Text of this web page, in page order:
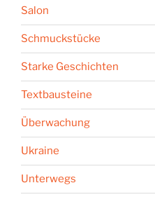
Salon
Schmuckstücke
Starke Geschichten
Textbausteine
Überwachung
Ukraine
Unterwegs